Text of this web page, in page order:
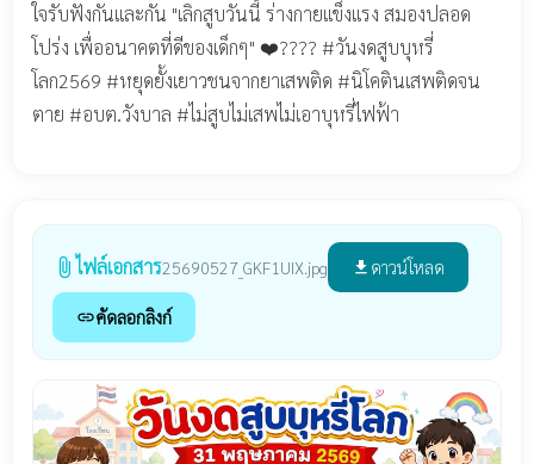
ใจรับฟังกันและกัน "เลิกสูบวันนี้ ร่างกายแข็งแรง สมองปลอด
โปร่ง เพื่ออนาคตที่ดีของเด็กๆ" ❤️???? #วันงดสูบบุหรี่
โลก2569 #หยุดยั้งเยาวชนจากยาเสพติด #นิโคตินเสพติดจน
ตาย #อบต.วังบาล #ไม่สูบไม่เสพไม่เอาบุหรี่ไฟฟ้า
attach_file ไฟล์เอกสาร25690527_GKF1UIX.jpg file_download ดาวน์โหลด
linkคัดลอกลิงก์